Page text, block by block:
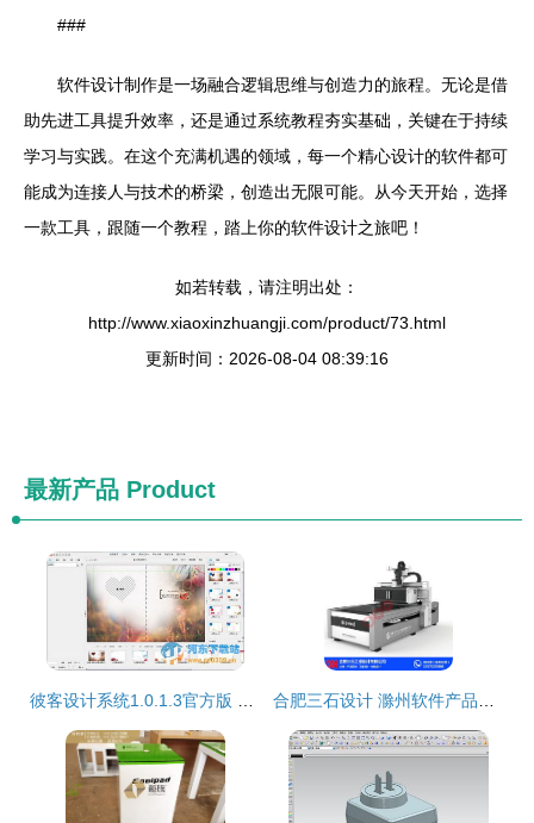
###
软件设计制作是一场融合逻辑思维与创造力的旅程。无论是借
助先进工具提升效率，还是通过系统教程夯实基础，关键在于持续
学习与实践。在这个充满机遇的领域，每一个精心设计的软件都可
能成为连接人与技术的桥梁，创造出无限可能。从今天开始，选择
一款工具，跟随一个教程，踏上你的软件设计之旅吧！
如若转载，请注明出处：
http://www.xiaoxinzhuangji.com/product/73.html
更新时间：2026-08-04 08:39:16
最新产品 Product